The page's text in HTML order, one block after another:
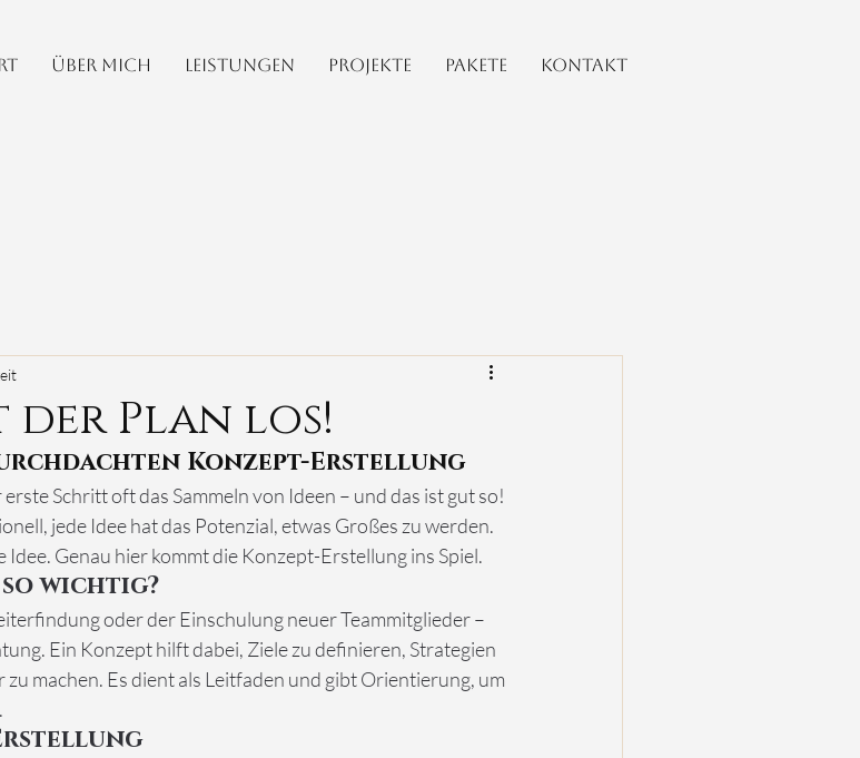
Über mich Leistungen Projekte Pakete Kontakt
Plan los!
Konzept-Erstellung
Schritt oft das Sammeln von Ideen – und das ist gut so!
jede Idee hat das Potenzial, etwas Großes zu werden.
Genau hier kommt die Konzept-Erstellung ins Spiel.
wichtig?
oder der Einschulung neuer Teammitglieder –
Ein Konzept hilft dabei, Ziele zu definieren, Strategien
machen. Es dient als Leitfaden und gibt Orientierung, um